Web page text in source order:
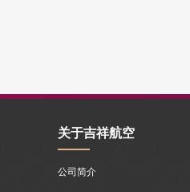
关于吉祥航空
公司简介